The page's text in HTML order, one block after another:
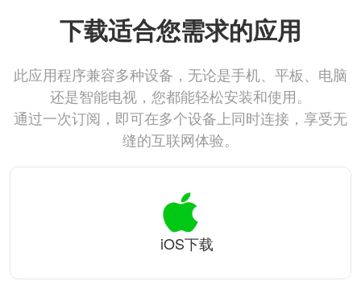
下载适合您需求的应用
此应用程序兼容多种设备，无论是手机、平板、电脑
还是智能电视，您都能轻松安装和使用。
通过一次订阅，即可在多个设备上同时连接，享受无
缝的互联网体验。
iOS下载